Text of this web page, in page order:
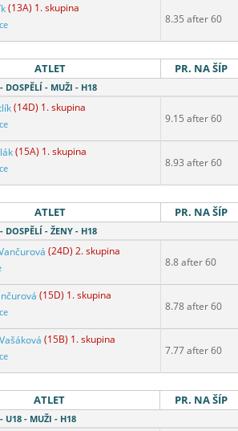
(13A) 1. skupina
8.35 after 60
ATLET PR. NA ŠÍP
DOSPĚLÍ - MUŽI - H18
(14D) 1. skupina
9.15 after 60
(15A) 1. skupina
8.93 after 60
ATLET PR. NA ŠÍP
DOSPĚLÍ - ŽENY - H18
(24D) 2. skupina
8.8 after 60
(15D) 1. skupina
8.78 after 60
(15B) 1. skupina
7.77 after 60
ATLET PR. NA ŠÍP
U18 - MUŽI - H18